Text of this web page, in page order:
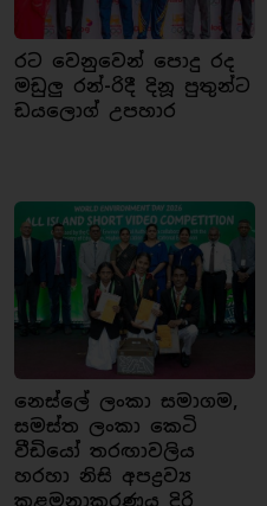
රට වෙනුවෙන් පොදු රද
මඩුලු රන්-රිදී දිනූ පුතුන්ට
ඩයලොග් උපහාර
නෙස්ලේ ලංකා සමාගම,
සමස්ත ලංකා කෙටි
වීඩියෝ තරඟාවලිය
හරහා නිසි අපද්‍රව්‍ය
කළමනාකරණය දිරි